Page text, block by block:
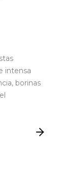
intensa
borinas